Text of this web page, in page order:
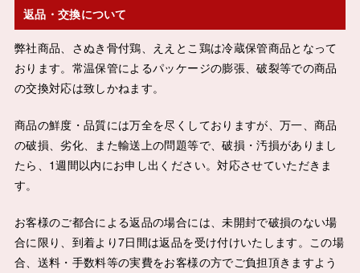
返品・交換について
弊社商品、さぬき骨付鶏、ええとこ鶏は冷蔵保管商品となって
おります。常温保管によるパッケージの膨張、破裂等での商品
の交換対応は致しかねます。
商品の鮮度・品質には万全を尽くしておりますが、万一、商品
の破損、劣化、また輸送上の問題等で、破損・汚損がありまし
たら、1週間以内にお申し出ください。対応させていただきま
す。
お客様のご都合による返品の場合には、未開封で破損のない場
合に限り、到着より7日間は返品を受け付けいたします。この場
合、送料・手数料等の実費をお客様の方でご負担頂きますよう